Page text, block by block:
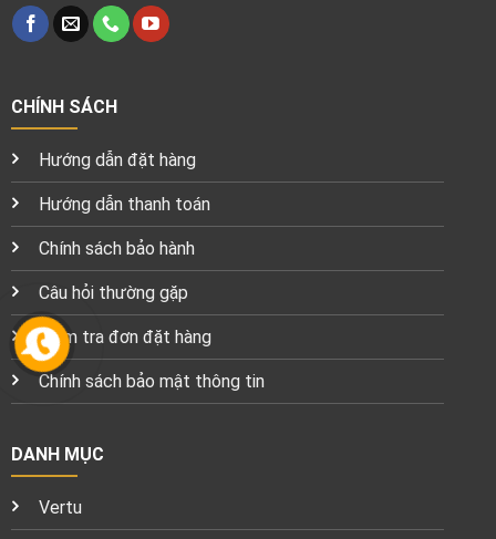
CHÍNH SÁCH
Hướng dẫn đặt hàng
Hướng dẫn thanh toán
Chính sách bảo hành
Câu hỏi thường gặp
Kiểm tra đơn đặt hàng
Chính sách bảo mật thông tin
DANH MỤC
Vertu